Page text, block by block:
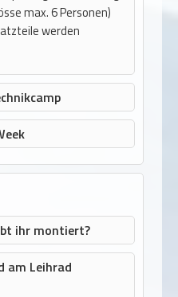
max. 6 Personen)
werden
ihr montiert?
am Leihrad